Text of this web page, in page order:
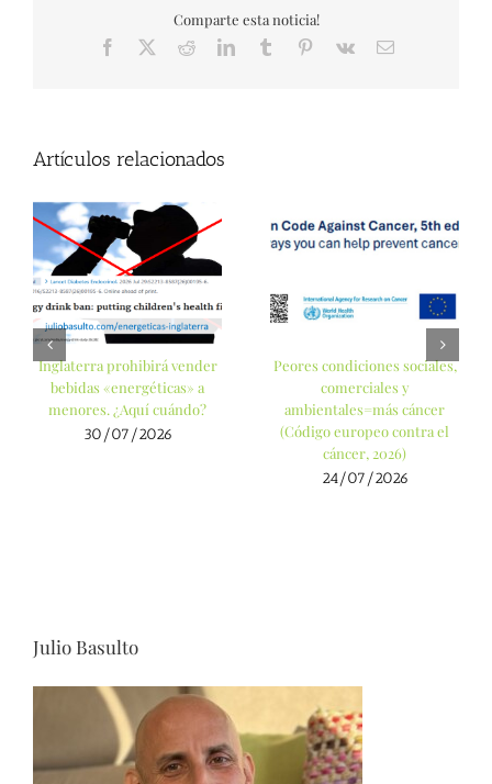
Comparte esta noticia!
Facebook RedditLinkedInTumblr Pinterest
Vk
Correo
Artículos relacionados
Inglaterra prohibirá vender
bebidas «energéticas» a
menores. ¿Aquí cuándo?
30/07/2026
Peores condiciones sociales,
comerciales y
ambientales=más cáncer
(Código europeo contra el
cáncer, 2026)
24/07/2026
Julio Basulto